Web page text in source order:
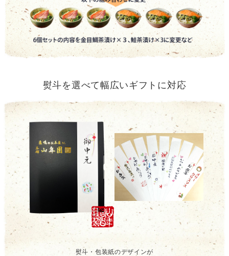
熨斗を選べて幅広いギフトに対応
熨斗・包装紙のデザインが